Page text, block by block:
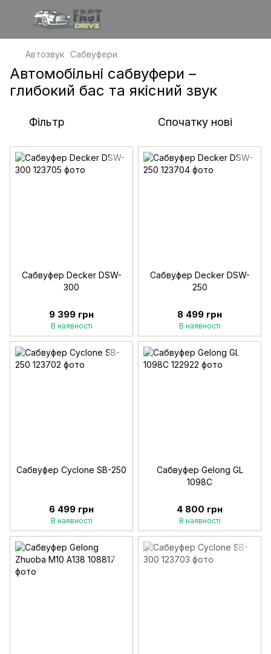
Автозвук Сабвуфери
Автомобільні сабвуфери –
глибокий бас та якісний звук
Фільтр Спочатку нові
Сабвуфер Decker DSW-
300
9 399 грн
В наявності
Сабвуфер Decker DSW-
250
8 499 грн
В наявності
Сабвуфер Cyclone SB-250
6 499 грн
В наявності
Сабвуфер Gelong GL
1098C
4 800 грн
В наявності